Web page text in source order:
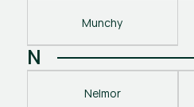
Munchy
N
Nelmor